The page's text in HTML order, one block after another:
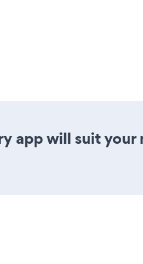
app will suit your